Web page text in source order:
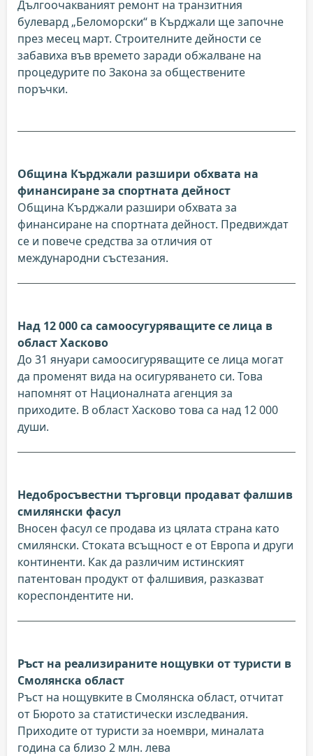
Дългоочакваният ремонт на транзитния
булевард „Беломорски“ в Кърджали ще започне
през месец март. Строителните дейности се
забавиха във времето заради обжалване на
процедурите по Закона за обществените
поръчки.
Община Кърджали разшири обхвата на
финансиране за спортната дейност
Община Кърджали разшири обхвата за
финансиране на спортната дейност. Предвиждат
се и повече средства за отличия от
международни състезания.
Над 12 000 са самоосугуряващите се лица в
област Хасково
До 31 януари самоосигуряващите се лица могат
да променят вида на осигуряването си. Това
напомнят от Националната агенция за
приходите. В област Хасково това са над 12 000
души.
Недобросъвестни търговци продават фалшив
смилянски фасул
Вносен фасул се продава из цялата страна като
смилянски. Стоката всъщност е от Европа и други
континенти. Как да различим истинският
патентован продукт от фалшивия, разказват
кореспондентите ни.
Ръст на реализираните нощувки от туристи в
Смолянска област
Ръст на нощувките в Смолянска област, отчитат
от Бюрото за статистически изследвания.
Приходите от туристи за ноември, миналата
година са близо 2 млн. лева